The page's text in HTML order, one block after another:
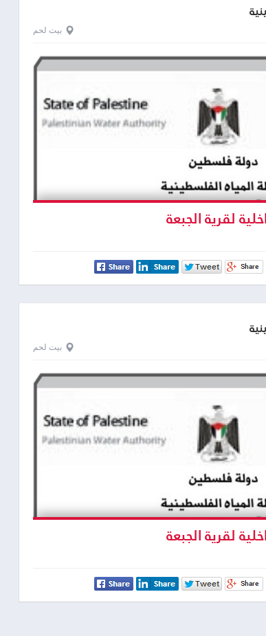
بيت لحم
لقرية الجبعة
بيت لحم
لقرية الجبعة